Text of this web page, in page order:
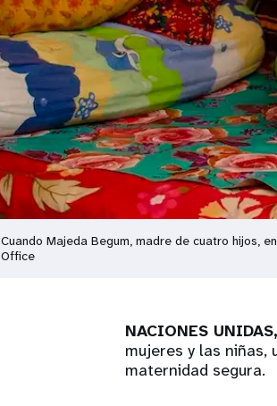
Cuando Majeda Begum, madre de cuatro hijos,
Office
NACIONES
mujeres y las niñas,
maternidad segura.